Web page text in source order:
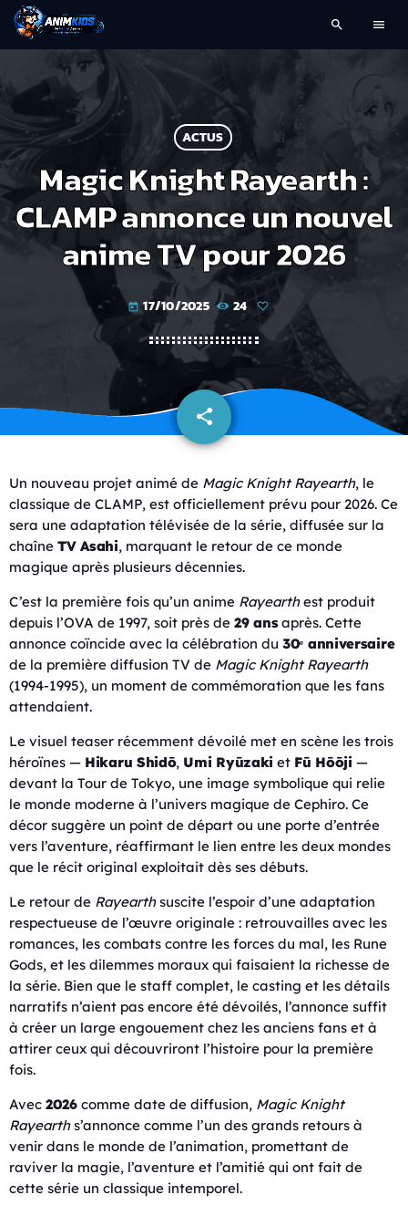
search menu
ACTUS
Magic Knight Rayearth :
CLAMP annonce un nouvel
anime TV pour 2026
today 17/10/2025 24
share
email
Un nouveau projet animé de Magic Knight Rayearth, le
classique de CLAMP, est officiellement prévu pour 2026. Ce
sera une adaptation télévisée de la série, diffusée sur la
chaîne TV Asahi, marquant le retour de ce monde
magique après plusieurs décennies.
C’est la première fois qu’un anime Rayearthest produit
depuis l’OVA de 1997, soit près de 29 ansaprès. Cette
annonce coïncide avec la célébration du 30ᵉ anniversaire
de la première diffusion TV de Magic Knight Rayearth
(1994-1995), un moment de commémoration que les fans
attendaient.
Le visuel teaser récemment dévoilé met en scène les trois
héroïnes — Hikaru Shidō, Umi Ryūzaki et Fū Hōōji —
devant la Tour de Tokyo, une image symbolique qui relie
le monde moderne à l’univers magique de Cephiro. Ce
décor suggère un point de départ ou une porte d’entrée
vers l’aventure, réaffirmant le lien entre les deux mondes
que le récit original exploitait dès ses débuts.
Le retour de Rayearthsuscite l’espoir d’une adaptation
respectueuse de l’œuvre originale : retrouvailles avec les
romances, les combats contre les forces du mal, les Rune
Gods, et les dilemmes moraux qui faisaient la richesse de
la série. Bien que le staff complet, le casting et les détails
narratifs n’aient pas encore été dévoilés, l’annonce suffit
à créer un large engouement chez les anciens fans et à
attirer ceux qui découvriront l’histoire pour la première
fois.
Avec 2026comme date de diffusion, Magic Knight
Rayearths’annonce comme l’un des grands retours à
venir dans le monde de l’animation, promettant de
raviver la magie, l’aventure et l’amitié qui ont fait de
cette série un classique intemporel.